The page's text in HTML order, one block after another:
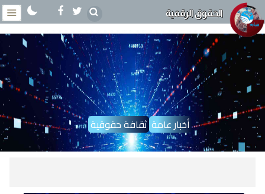
الحقوق الرقمية
ثقافة حقوقية أخبار عامة